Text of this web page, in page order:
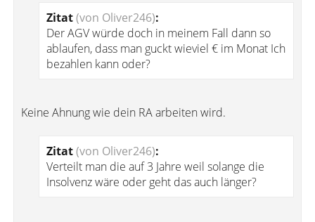
Zitat(von Oliver246):
Der AGV würde doch in meinem Fall dann so
ablaufen, dass man guckt wieviel € im Monat Ich
bezahlen kann oder?
Keine Ahnung wie dein RA arbeiten wird.
Zitat(von Oliver246):
Verteilt man die auf 3 Jahre weil solange die
Insolvenz wäre oder geht das auch länger?